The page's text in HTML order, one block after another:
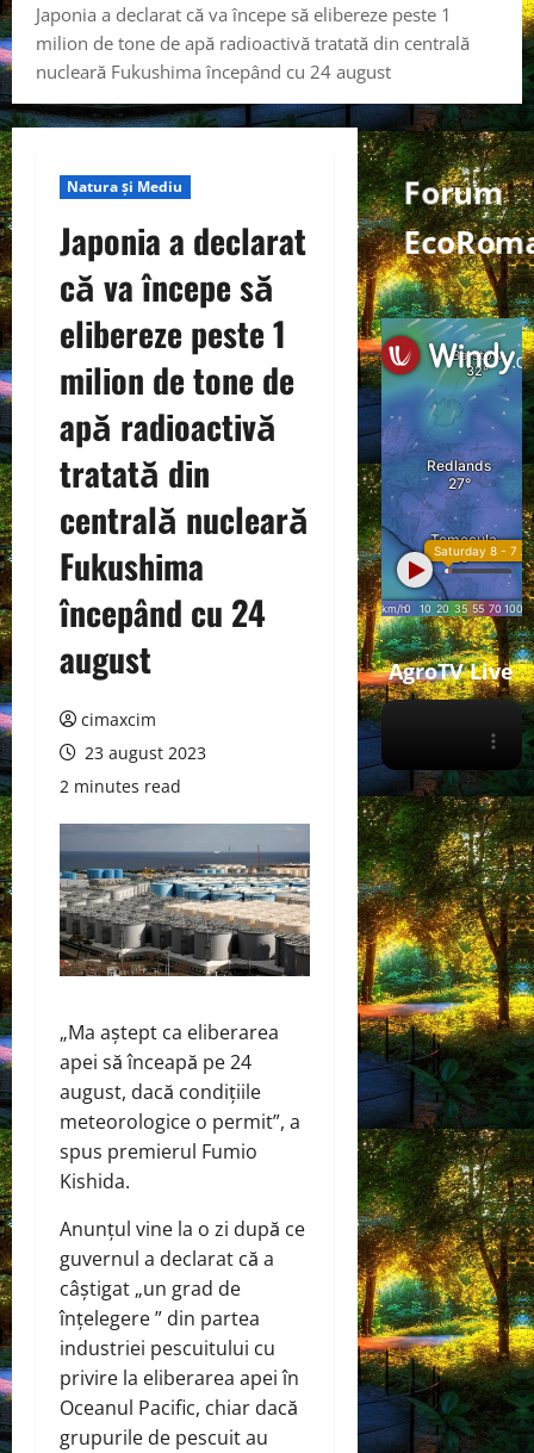
Japonia a declarat că va începe să elibereze peste 1
milion de tone de apă radioactivă tratată din centrală
nucleară Fukushima începând cu 24 august
Natura și Mediu
Japonia a declarat
că va începe să
elibereze peste 1
milion de tone de
apă radioactivă
tratată din
centrală nucleară
Fukushima
începând cu 24
august
cimaxcim
23 august 2023
2 minutes read
„Ma aștept ca eliberarea
apei să înceapă pe 24
august, dacă condițiile
meteorologice o permit”, a
spus premierul Fumio
Kishida.
Anunțul vine la o zi după ce
guvernul a declarat că a
câștigat „un grad de
înțelegere ” din partea
industriei pescuitului cu
privire la eliberarea apei în
Oceanul Pacific, chiar dacă
grupurile de pescuit au
Forum
AgroTV Live